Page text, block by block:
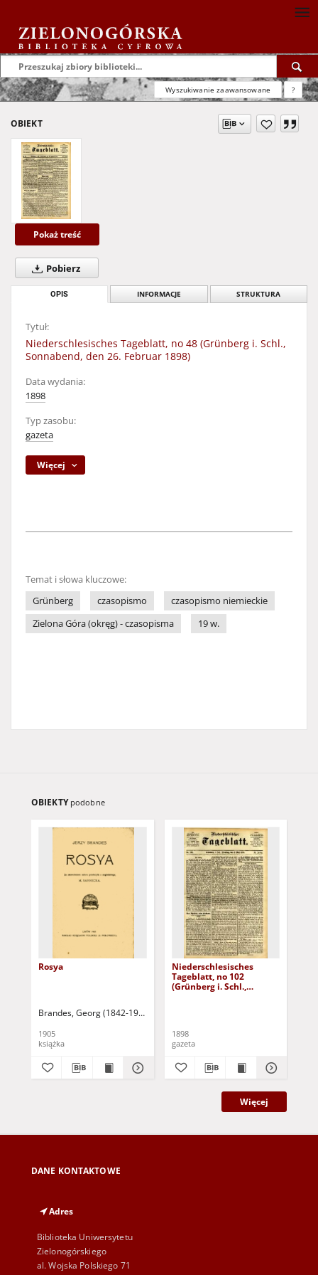
Wyszukiwanie zaawansowane ?
OBIEKT
Pokaż treść
Pobierz
OPIS INFORMACJE STRUKTURA
Tytuł:
Niederschlesisches Tageblatt, no 48 (Grünberg i. Schl.,
Sonnabend, den 26. Februar 1898)
Data wydania:
1898
Typ zasobu:
gazeta
Więcej
Temat i słowa kluczowe:
Grünberg
czasopismo
czasopismo niemieckie
Zielona Góra (okręg) - czasopisma
19 w.
OBIEKTY podobne
Rosya
Brandes, Georg (1842-1927)
1905
książka
Niederschlesisches
Tageblatt, no 102
(Grünberg i. Schl.,
1898
gazeta
Więcej
DANE KONTAKTOWE
Adres
Biblioteka Uniwersytetu
Zielonogórskiego
al. Wojska Polskiego 71